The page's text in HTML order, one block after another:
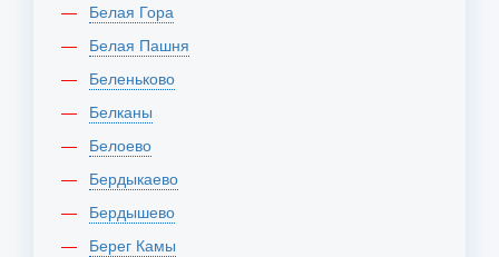
Белая Гора
Белая Пашня
Беленьково
Белканы
Белоево
Бердыкаево
Бердышево
Берег Камы